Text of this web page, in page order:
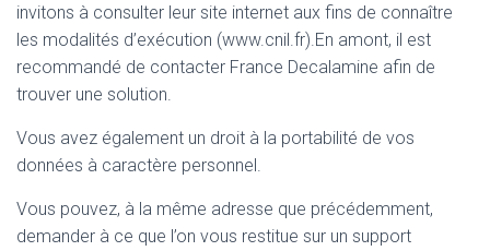
invitons à consulter leur site internet aux fins de connaître
les modalités d’exécution (www.cnil.fr).En amont, il est
recommandé de contacter France Decalamine afin de
trouver une solution.
Vous avez également un droit à la portabilité de vos
données à caractère personnel.
Vous pouvez, à la même adresse que précédemment,
demander à ce que l’on vous restitue sur un support